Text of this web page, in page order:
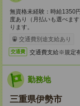
無資格未経験：時給1350
度あり（月払いも選べま
ります。
交通費別途支給あり
交通費 交通費支給※規定
勤務地
三重県伊勢市